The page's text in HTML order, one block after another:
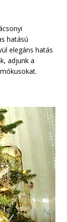
hatású
elegáns hatás
adjunk a